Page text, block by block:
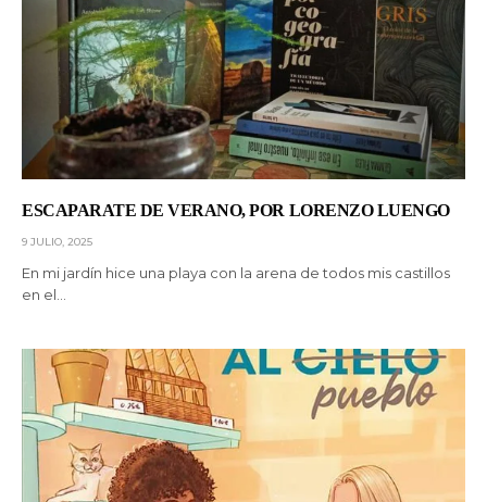
ESCAPARATE DE VERANO, POR LORENZO LUENGO
9 JULIO, 2025
En mi jardín hice una playa con la arena de todos mis castillos
en el…